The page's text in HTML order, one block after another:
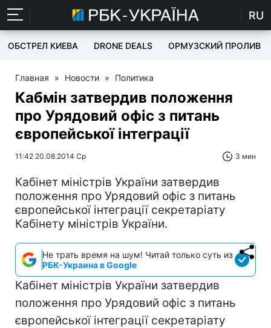
RU
ОБСТРЕЛ КИЕВА DRONE DEALS ОРМУЗСКИЙ ПРОЛИВ
Главная » Новости » Политика
Кабмін затвердив положення
про Урядовий офіс з питань
європейської інтеграції
11:42 20.08.2014 Ср 3 мин
Кабінет міністрів України затвердив
положення про Урядовий офіс з питань
європейської інтеграції секретаріату
Кабінету міністрів України.
Не трать время на шум! Читай только суть из
РБК-Украина в Google
Кабінет міністрів України затвердив
положення про Урядовий офіс з питань
європейської інтеграції секретаріату